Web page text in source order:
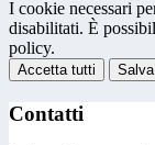
I cookie necessari
disabilitati. È
policy.
Accetta tutti
Contatti